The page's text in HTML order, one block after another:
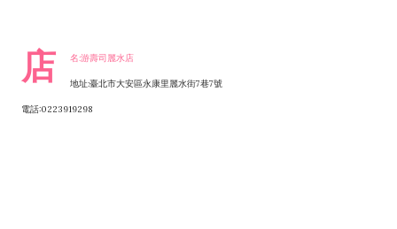
店 名:游壽司麗水店
地址:臺北市大安區永康里麗水街7巷7號
電話:0223919298